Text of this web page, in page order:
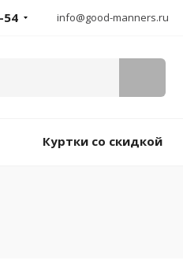
54 info@good-manners.ru
Куртки со скидкой